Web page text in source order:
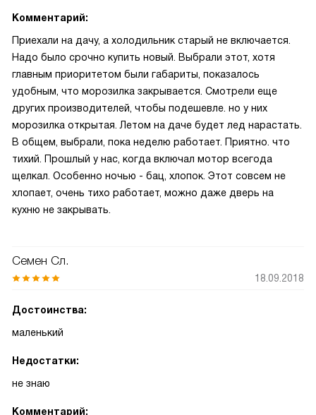
Комментарий:
Приехали на дачу, а холодильник старый не включается.
Надо было срочно купить новый. Выбрали этот, хотя
главным приоритетом были габариты, показалось
удобным, что морозилка закрывается. Смотрели еще
других производителей, чтобы подешевле. но у них
морозилка открытая. Летом на даче будет лед нарастать.
В общем, выбрали, пока неделю работает. Приятно. что
тихий. Прошлый у нас, когда включал мотор всегода
щелкал. Особенно ночью - бац, хлопок. Этот совсем не
хлопает, очень тихо работает, можно даже дверь на
кухню не закрывать.
Семен Сл.
18.09.2018
Достоинства:
маленький
Недостатки:
не знаю
Комментарий: